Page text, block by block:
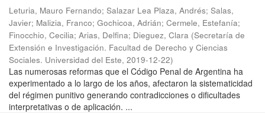
Leturia, Mauro Fernando; Salazar Lea Plaza, Andrés; Salas,
Javier; Malizia, Franco; Gochicoa, Adrián; Cermele, Estefanía;
Finocchio, Cecilia; Arias, Delfina; Dieguez, Clara (Secretaría de
Extensión e Investigación. Facultad de Derecho y Ciencias
Sociales. Universidad del Este, 2019-12-22)
Las numerosas reformas que el Código Penal de Argentina ha
experimentado a lo largo de los años, afectaron la sistematicidad
del régimen punitivo generando contradicciones o dificultades
interpretativas o de aplicación. ...